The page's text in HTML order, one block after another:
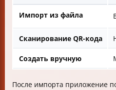
Импорт из файла
Сканирование QR-кода
Создать вручную
После импорта приложение